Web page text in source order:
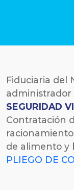
Fiduciaria del
administrador
SEGURIDAD
Contratación
de alimento y
PLIEGO DE